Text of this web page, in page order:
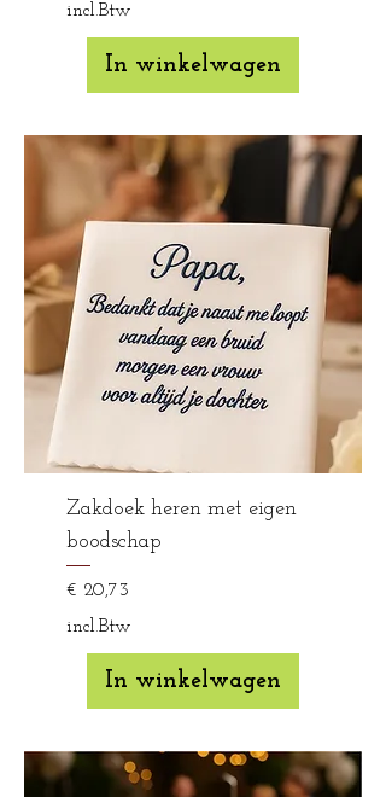
incl.Btw
In winkelwagen
Zakdoek heren met eigen
boodschap
Prijs
€ 20,73
incl.Btw
In winkelwagen